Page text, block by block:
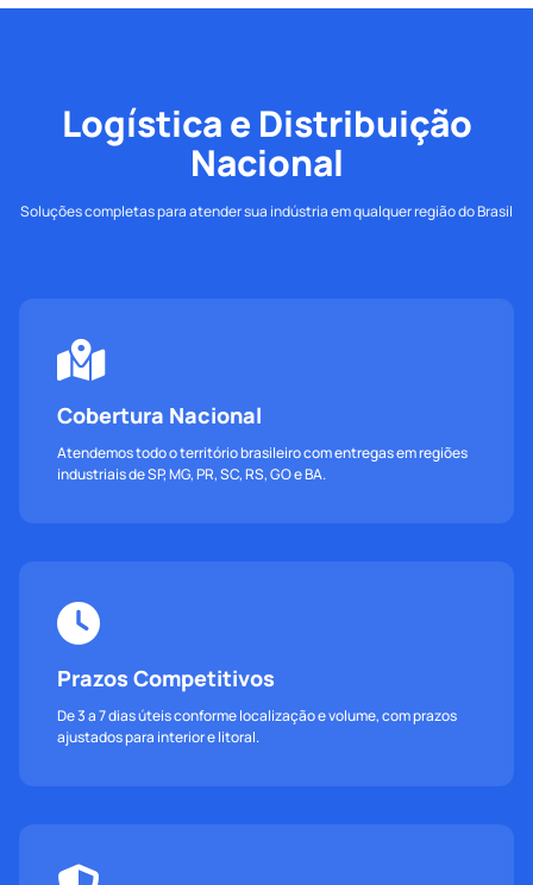
Logística e Distribuição
Nacional
Soluções completas para atender sua indústria em qualquer região do Brasil
Cobertura Nacional
Atendemos todo o território brasileiro com entregas em regiões
industriais de SP, MG, PR, SC, RS, GO e BA.
Prazos Competitivos
De 3 a 7 dias úteis conforme localização e volume, com prazos
ajustados para interior e litoral.